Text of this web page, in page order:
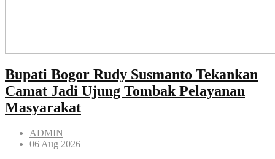
Bupati Bogor Rudy Susmanto Tekankan
Camat Jadi Ujung Tombak Pelayanan
Masyarakat
ADMIN
06 Aug 2026